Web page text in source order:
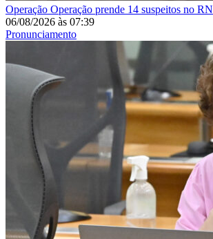
Operação Operação prende 14 suspeitos no RN
06/08/2026 às 07:39
Pronunciamento